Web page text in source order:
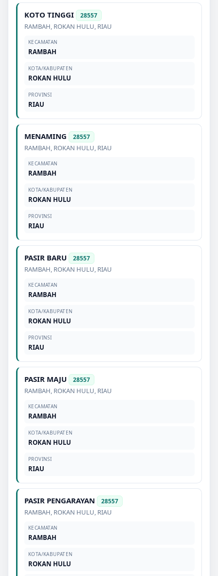
KOTO TINGGI 28557
RAMBAH, ROKAN HULU, RIAU
KECAMATAN
RAMBAH
KOTA/KABUPATEN
ROKAN HULU
PROVINSI
RIAU
MENAMING 28557
RAMBAH, ROKAN HULU, RIAU
KECAMATAN
RAMBAH
KOTA/KABUPATEN
ROKAN HULU
PROVINSI
RIAU
PASIR BARU 28557
RAMBAH, ROKAN HULU, RIAU
KECAMATAN
RAMBAH
KOTA/KABUPATEN
ROKAN HULU
PROVINSI
RIAU
PASIR MAJU 28557
RAMBAH, ROKAN HULU, RIAU
KECAMATAN
RAMBAH
KOTA/KABUPATEN
ROKAN HULU
PROVINSI
RIAU
PASIR PENGARAYAN 28557
RAMBAH, ROKAN HULU, RIAU
KECAMATAN
RAMBAH
KOTA/KABUPATEN
ROKAN HULU